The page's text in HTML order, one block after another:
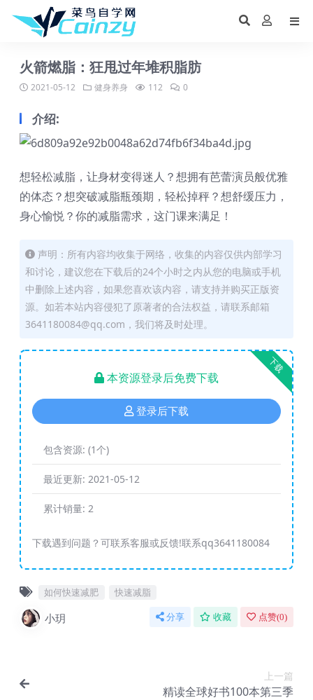
火箭燃脂：狂甩过年堆积脂肪
2021-05-12 健身养身 112 0
介绍:
想轻松减脂，让身材变得迷人？想拥有芭蕾演员般优雅
的体态？想突破减脂瓶颈期，轻松掉秤？想舒缓压力，
身心愉悦？你的减脂需求，这门课来满足！
声明：所有内容均收集于网络，收集的内容仅供内部学习
和讨论，建议您在下载后的24个小时之内从您的电脑或手机
中删除上述内容，如果您喜欢该内容，请支持并购买正版资
源。如若本站内容侵犯了原著者的合法权益，请联系邮箱
3641180084@qq.com，我们将及时处理。
下载
本资源登录后免费下载
登录后下载
包含资源: (1个)
最近更新: 2021-05-12
累计销量: 2
下载遇到问题？可联系客服或反馈!联系qq3641180084
如何快速减肥 快速减脂
小玥 分享 收藏 点赞(0)
上一篇
精读全球好书100本第三季